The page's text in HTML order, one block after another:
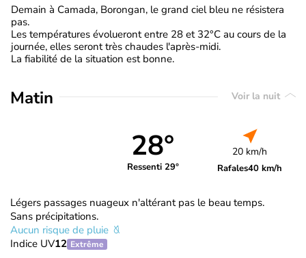
Demain à Camada, Borongan, le grand ciel bleu ne résistera
pas.
Les températures évolueront entre 28 et 32°C au cours de la
journée, elles seront très chaudes l'après-midi.
La fiabilité de la situation est bonne.
Matin Voir la nuit
28°
Ressenti 29°
20 km/h
Rafales40 km/h
Légers passages nuageux n'altérant pas le beau temps.
Sans précipitations.
Aucun risque de pluie
Indice UV12 Extrême